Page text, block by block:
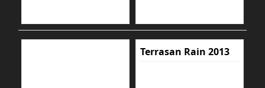
Terrasan Rain 2013